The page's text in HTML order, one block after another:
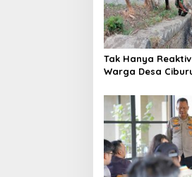
p
o
s
Tak Hanya
Warga Desa